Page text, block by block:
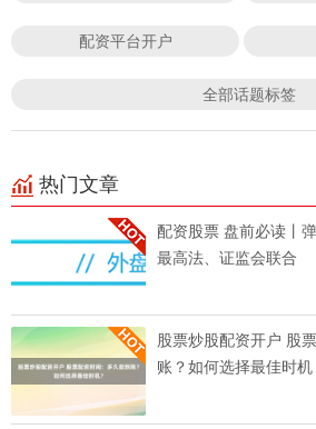
配资平台开户
全部话题标签
热门文章
配资股票 盘前必读丨
最高法、证监会联合
股票炒股配资开户 股
账？如何选择最佳时机